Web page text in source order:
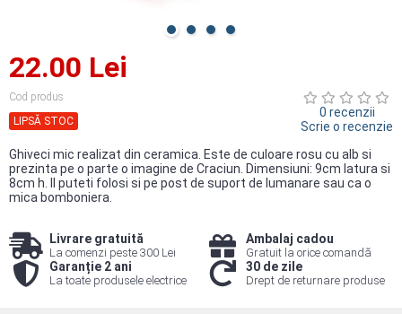
22.00 Lei
Cod produs
LIPSĂ STOC
0 recenzii
Scrie o recenzie
Ghiveci mic realizat din ceramica. Este de culoare rosu cu alb si
prezinta pe o parte o imagine de Craciun. Dimensiuni: 9cm latura si
8cm h. Il puteti folosi si pe post de suport de lumanare sau ca o
mica bomboniera.
Livrare gratuită
La comenzi peste 300 Lei
Ambalaj cadou
Gratuit la orice comandă
Garanție 2 ani
La toate produsele electrice
30 de zile
Drept de returnare produse